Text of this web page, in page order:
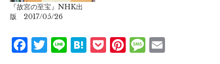
『故宮の至宝』NHK出
版 2017/05/26
Facebook
Twitter
LineHatena
Pocket
Pinterest
Message